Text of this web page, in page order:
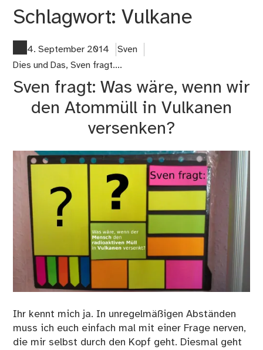
Schlagwort:Vulkane
4. September 2014
Sven
Dies und Das,Sven fragt....
Sven fragt: Was wäre, wenn wir
den Atommüll in Vulkanen
versenken?
Ihr kennt mich ja. In unregelmäßigen Abständen
muss ich euch einfach mal mit einer Frage nerven,
die mir selbst durch den Kopf geht. Diesmal geht